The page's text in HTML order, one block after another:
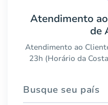
Atendimento
de
Atendimento ao
23h (Horário da
Busque seu país